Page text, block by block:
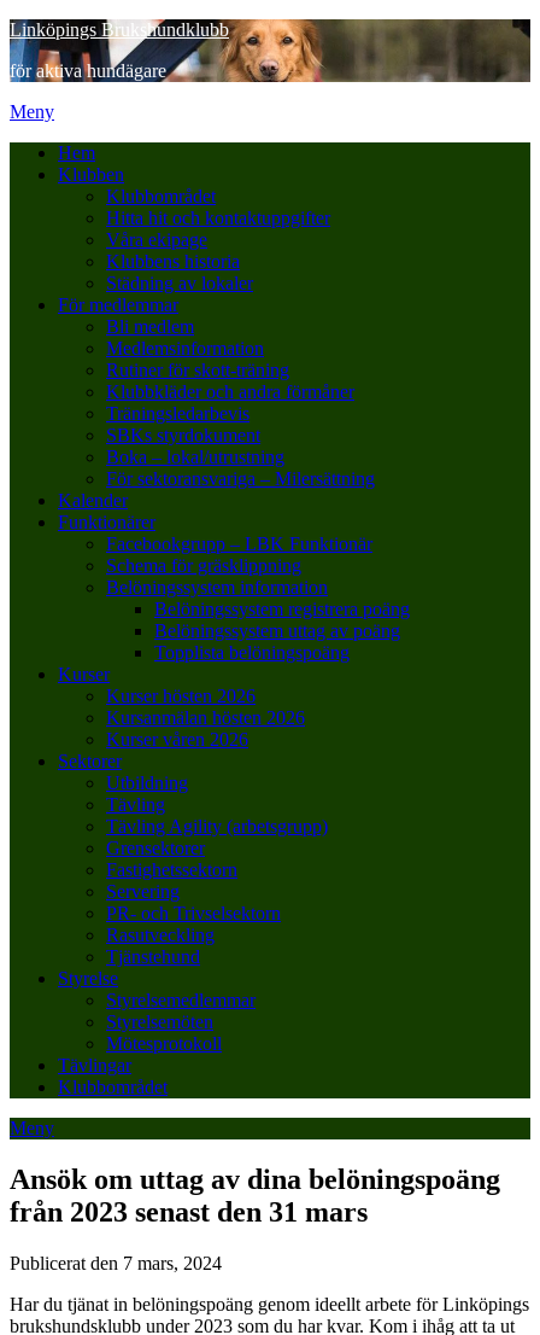
Hoppa
till
innehåll
Linköpings Brukshundklubb
för aktiva hundägare
Meny
Hem
Klubben
Klubbområdet
Hitta hit och kontaktuppgifter
Våra ekipage
Klubbens historia
Städning av lokaler
För medlemmar
Bli medlem
Medlemsinformation
Rutiner för skott-träning
Klubbkläder och andra förmåner
Träningsledarbevis
SBKs styrdokument
Boka – lokal/utrustning
För sektoransvariga – Milersättning
Kalender
Funktionärer
Facebookgrupp – LBK Funktionär
Schema för gräsklippning
Belöningssystem information
Belöningssystem registrera poäng
Belöningssystem uttag av poäng
Topplista belöningspoäng
Kurser
Kurser hösten 2026
Kursanmälan hösten 2026
Kurser våren 2026
Sektorer
Utbildning
Tävling
Tävling Agility (arbetsgrupp)
Grensektorer
Fastighetssektorn
Servering
PR- och Trivselsektorn
Rasutveckling
Tjänstehund
Styrelse
Styrelsemedlemmar
Styrelsemöten
Mötesprotokoll
Tävlingar
Klubbområdet
Meny
Ansök om uttag av dina belöningspoäng
från 2023 senast den 31 mars
Publicerat den 7 mars, 2024
Har du tjänat in belöningspoäng genom ideellt arbete för Linköpings
brukshundsklubb under 2023 som du har kvar. Kom i ihåg att ta ut